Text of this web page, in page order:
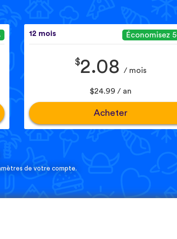
12 mois Économisez
$2.08 / mois
$24.99 / an
Acheter
de votre compte.